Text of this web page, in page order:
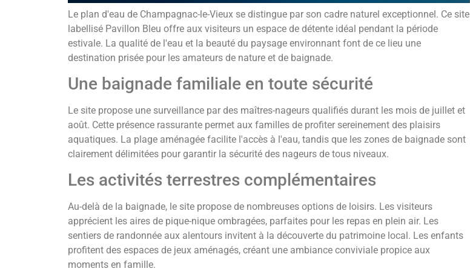
Le plan d'eau de Champagnac-le-Vieux se distingue par son cadre naturel exceptionnel. Ce site
labellisé Pavillon Bleu offre aux visiteurs un espace de détente idéal pendant la période
estivale. La qualité de l'eau et la beauté du paysage environnant font de ce lieu une
destination prisée pour les amateurs de nature et de baignade.
Une baignade familiale en toute sécurité
Le site propose une surveillance par des maîtres-nageurs qualifiés durant les mois de juillet et
août. Cette présence rassurante permet aux familles de profiter sereinement des plaisirs
aquatiques. La plage aménagée facilite l'accès à l'eau, tandis que les zones de baignade sont
clairement délimitées pour garantir la sécurité des nageurs de tous niveaux.
Les activités terrestres complémentaires
Au-delà de la baignade, le site propose de nombreuses options de loisirs. Les visiteurs
apprécient les aires de pique-nique ombragées, parfaites pour les repas en plein air. Les
sentiers de randonnée aux alentours invitent à la découverte du patrimoine local. Les enfants
profitent des espaces de jeux aménagés, créant une ambiance conviviale propice aux
moments en famille.